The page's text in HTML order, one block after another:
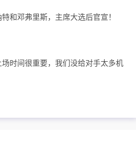
和邓弗里斯，主席大选后官宣！
时间很重要，我们没给对手太多机